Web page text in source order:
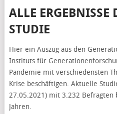
ALLE ERGEBNISSE
STUDIE
Hier ein Auszug aus den
Instituts für
Pandemie mit verschiedensten
Krise beschäftigen. Aktuelle
27.05.2021) mit 3.232 Befragten
Jahren.